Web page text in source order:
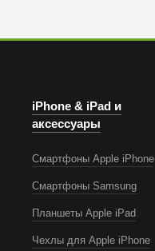
iPhone & iPad и
аксессуары
Смартфоны Apple iPhone
Смартфоны Samsung
Планшеты Apple iPad
Чехлы для Apple iPhone